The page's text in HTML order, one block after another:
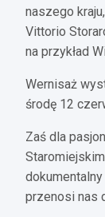
naszego
Vittorio
na przykład
Wernisaż
środę 12
Zaś dla
przenosi nas